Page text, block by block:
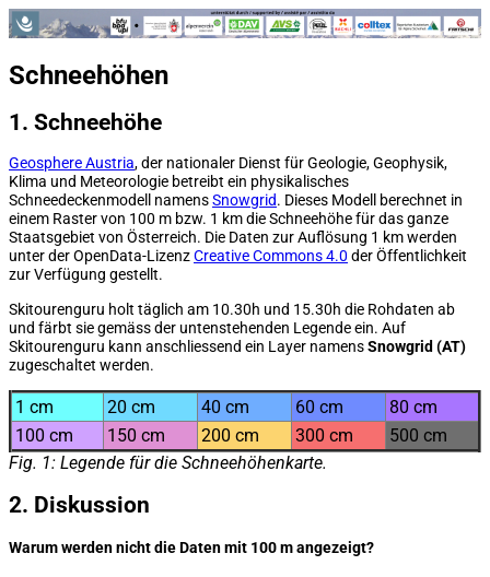
Schneehöhen
1. Schneehöhe
Geosphere Austria, der nationaler Dienst für Geologie, Geophysik,
Klima und Meteorologie betreibt ein physikalisches
Schneedeckenmodell namensSnowgrid. Dieses Modell berechnet in
einem Raster von 100 m bzw. 1 km die Schneehöhe für das ganze
Staatsgebiet von Österreich. Die Daten zur Auflösung 1 km werden
unter der OpenData-LizenzCreative Commons 4.0 der Öffentlichkeit
zur Verfügung gestellt.
Skitourenguru holt täglich am 10.30h und 15.30h die Rohdaten ab
und färbt sie gemäss der untenstehenden Legende ein. Auf
Skitourenguru kann anschliessend ein Layer namensSnowgrid (AT)
zugeschaltet werden.
1 cm 20 cm 40 cm 60 cm
80 cm
100 cm
150 cm 200 cm 300 cm
500 cm
Fig. 1: Legende für die Schneehöhenkarte.
2. Diskussion
Warum werden nicht die Daten mit 100 m angezeigt?